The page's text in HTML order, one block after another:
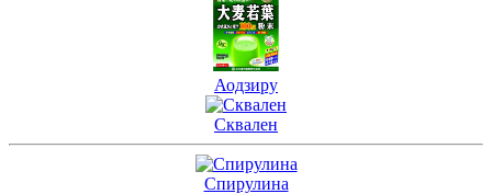
Аодзиру
Сквален
Спирулина